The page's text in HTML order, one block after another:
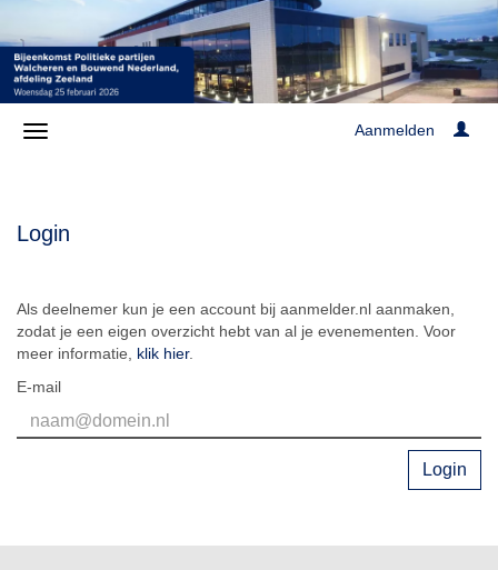
Aanmelden
Login
Als deelnemer kun je een account bij aanmelder.nl aanmaken,
zodat je een eigen overzicht hebt van al je evenementen. Voor
meer informatie, klik hier.
E-mail
Login